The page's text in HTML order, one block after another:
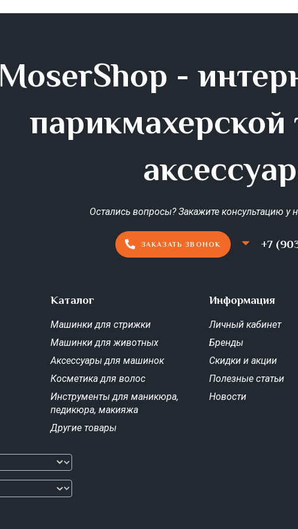
MoserShop -
парикмахерской
Остались вопросы? Закажите консультацию у
ЗАКАЗАТЬ ЗВОНОК +7
Каталог
Машинки для стрижки
Машинки для животных
Аксессуары для машинок
Косметика для волос
Инструменты для маникюра,
педикюра, макияжа
Другие товары
Информация
Личный кабинет
Бренды
Скидки и акции
Полезные статьи
Новости